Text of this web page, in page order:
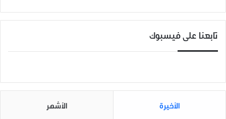
تابعنا على فيسبوك
الأخيرة الأشهر